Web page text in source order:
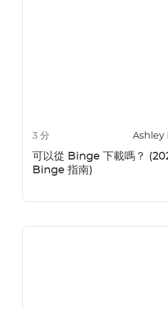
3 分 Ashley
可以從 Binge 下載嗎？
Binge 指南)